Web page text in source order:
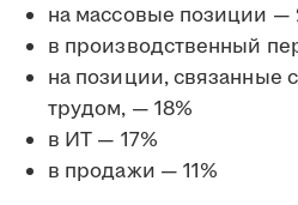
на массовые позиции —
в производственный
на позиции, связанные
трудом, — 18%
в ИТ — 17%
в продажи — 11%